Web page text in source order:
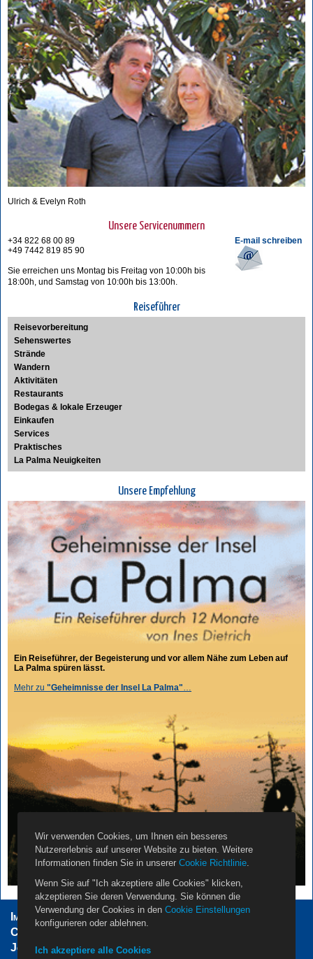
Ulrich & Evelyn Roth
Unsere Servicenummern
E-mail schreiben
+34 822 68 00 89
+49 7442 819 85 90
Sie erreichen uns Montag bis Freitag von 10:00h bis
18:00h, und Samstag von 10:00h bis 13:00h.
Reiseführer
Reisevorbereitung
Sehenswertes
Strände
Wandern
Aktivitäten
Restaurants
Bodegas & lokale Erzeuger
Einkaufen
Services
Praktisches
La Palma Neuigkeiten
Unsere Empfehlung
Ein Reiseführer, der Begeisterung und vor allem Nähe zum Leben auf
La Palma spüren lässt.
Mehr zu "Geheimnisse der Insel La Palma"…
Impressum AGB
Datenschutzerklärung
Cookie Einstellungen
Jobs
Über Uns Kontakt
Wir verwenden Cookies, um Ihnen ein besseres
Nutzererlebnis auf unserer Website zu bieten. Weitere
Informationen finden Sie in unserer Cookie Richtlinie.
Wenn Sie auf "Ich akzeptiere alle Cookies" klicken,
akzeptieren Sie deren Verwendung. Sie können die
Verwendung der Cookies in den Cookie Einstellungen
konfigurieren oder ablehnen.
Ich akzeptiere alle Cookies